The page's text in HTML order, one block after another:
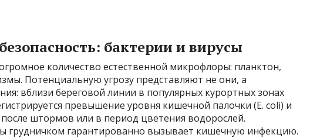
бактерии и вирусы
количество естественной микрофлоры: планктон,
Потенциальную угрозу представляют не они, а
вблизи береговой линии в популярных курортных зонах
превышение уровня кишечной палочки (E. coli) и
штормов или в период цветения водорослей.
грудничком гарантированно вызывает кишечную инфекцию.